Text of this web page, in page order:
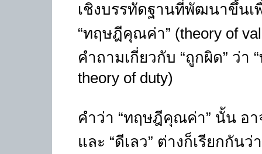
เชิงบรรทัดฐานที่พัฒนาขึ้นเ
“ทฤษฎีคุณค่า” (theory of
คำถามเกี่ยวกับ “ถูกผิด” ว่า
theory of duty)
คำว่า “ทฤษฎีคุณค่า” นั้น อา
และ “ดีเลว” ต่างก็เรียกกั